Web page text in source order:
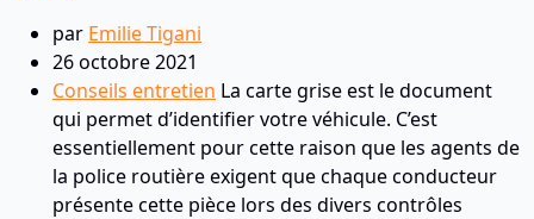
par Emilie Tigani
26 octobre 2021
Conseils entretien La carte grise est le document
qui permet d’identifier votre véhicule. C’est
essentiellement pour cette raison que les agents de
la police routière exigent que chaque conducteur
présente cette pièce lors des divers contrôles